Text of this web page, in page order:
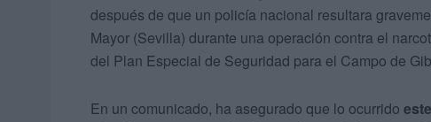
después de que un policía nacional resultara
Mayor (Sevilla) durante una operación contra el
del Plan Especial de Seguridad para el Campo de
En un comunicado, ha asegurado que lo ocurrido